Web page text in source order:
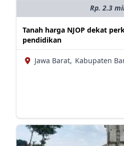
Rp. 2.3
Tanah harga NJOP dekat
pendidikan
Jawa Barat, Kabupaten